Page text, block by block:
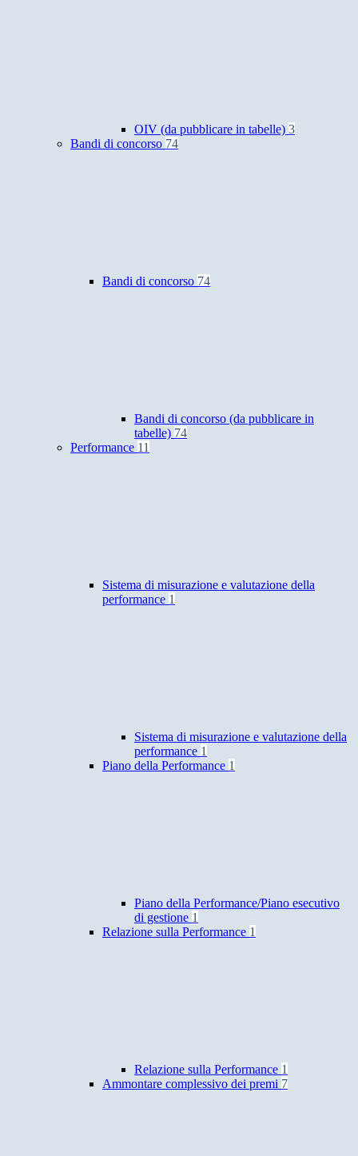
OIV (da pubblicare in tabelle) 3
Bandi di concorso 74
Bandi di concorso 74
Bandi di concorso (da pubblicare in
tabelle) 74
Performance 11
Sistema di misurazione e valutazione della
performance 1
Sistema di misurazione e valutazione della
performance 1
Piano della Performance 1
Piano della Performance/Piano esecutivo
di gestione 1
Relazione sulla Performance 1
Relazione sulla Performance 1
Ammontare complessivo dei premi 7